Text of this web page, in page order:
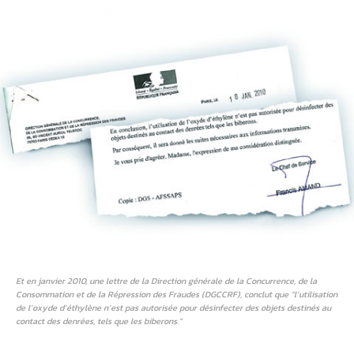
Et en janvier 2010, une lettre de la Direction générale de la Concurrence, de la
Consommation et de la Répression des Fraudes (DGCCRF), conclut que “l’utilisation
de l’oxyde d’éthylène n’est pas autorisée pour désinfecter des objets destinés au
contact des denrées, tels que les biberons.”